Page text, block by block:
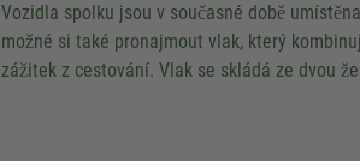
Vozidla spolku jsou v současné době
možné si také pronajmout vlak, který
zážitek z cestování. Vlak se skládá ze dvou